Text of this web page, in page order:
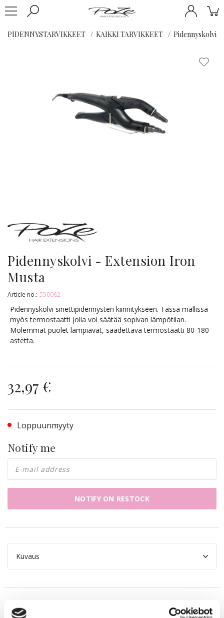
PIDENNYSTARVIKKEET KAIKKI TARVIKKEET Pidennyskolvi -
Pidennyskolvi - Extension Iron
Musta
Article no.: 550082
Pidennyskolvi sinettipidennysten kiinnitykseen. Tässä mallissa
myös termostaatti jolla voi säätää sopivan lämpötilan.
Molemmat puolet lämpiävät, säädettävä termostaatti 80-180
astetta.
32,97 €
Loppuunmyyty
Notify me
NOTIFY ON RESTOCK
Kuvaus